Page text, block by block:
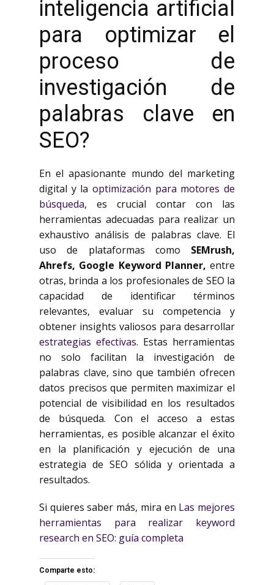
inteligencia artificial
para optimizar el
proceso de
investigación de
palabras clave en
SEO?
En el apasionante mundo del marketing
digital y la optimización para motores de
búsqueda, es crucial contar con las
herramientas adecuadas para realizar un
exhaustivo análisis de palabras clave. El
uso de plataformas como SEMrush,
Ahrefs, Google Keyword Planner, entre
otras, brinda a los profesionales de SEO la
capacidad de identificar términos
relevantes, evaluar su competencia y
obtener insights valiosos para desarrollar
estrategias efectivas. Estas herramientas
no solo facilitan la investigación de
palabras clave, sino que también ofrecen
datos precisos que permiten maximizar el
potencial de visibilidad en los resultados
de búsqueda. Con el acceso a estas
herramientas, es posible alcanzar el éxito
en la planificación y ejecución de una
estrategia de SEO sólida y orientada a
resultados.
Si quieres saber más, mira en Las mejores
herramientas para realizar keyword
research en SEO: guía completa
Comparte esto: